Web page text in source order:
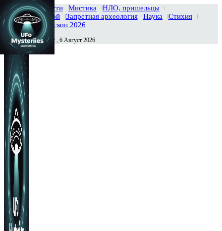
Главная Новости Мистика
НЛО, пришельцы
Тайны вселенной
Запретная археология Наука
Стихия
История
Гороскоп 2026
Сегодня Четверг , 6 Август 2026